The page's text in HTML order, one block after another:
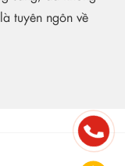
tuyên ngôn về